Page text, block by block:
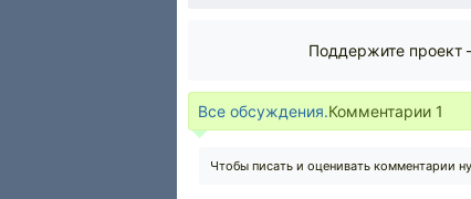
Поддержите проект
Все обсуждения.Комментарии 1
Чтобы писать и оценивать комментарии